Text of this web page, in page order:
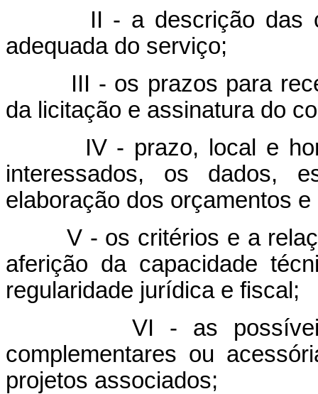
II - a descrição das
adequada do serviço;
III - os prazos para
da licitação e assinatura do
IV - prazo, local e
interessados, os dados,
elaboração dos orçamentos
V - os critérios e a
aferição da capacidade
regularidade jurídica e fiscal;
VI - as possíveis
complementares ou
projetos associados;